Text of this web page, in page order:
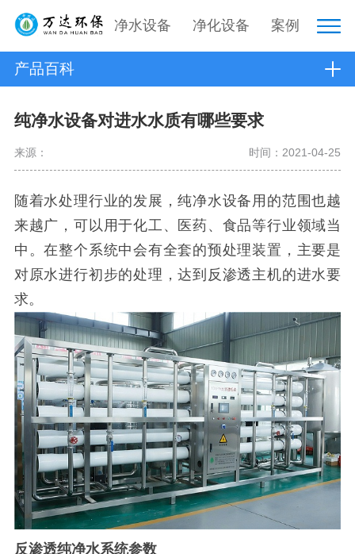
净水设备 净化设备 案例
产品百科
纯净水设备对进水水质有哪些要求
来源： 时间：2021-04-25
随着水处理行业的发展，纯净水设备用的范围也越
来越广，可以用于化工、医药、食品等行业领域当
中。在整个系统中会有全套的预处理装置，主要是
对原水进行初步的处理，达到反渗透主机的进水要
求。
反渗透纯净水系统参数